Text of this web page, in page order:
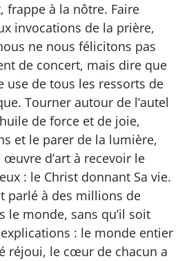
frappe à la nôtre. Faire
invocations de la prière,
ne nous félicitons pas
de concert, mais dire que
use de tous les ressorts de
Tourner autour de l’autel
de force et de joie,
et le parer de la lumière,
œuvre d’art à recevoir le
: le Christ donnant Sa vie.
parlé à des millions de
le monde, sans qu’il soit
: le monde entier
réjoui, le cœur de chacun a